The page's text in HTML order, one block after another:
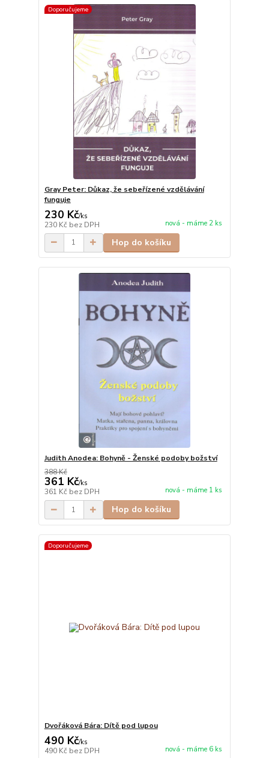
Doporučujeme
Gray Peter: Důkaz, že sebeřízené vzdělávání
funguje
230 Kč/ks
230 Kč bez DPH nová - máme 2 ks
Hop do košíku
Judith Anodea: Bohyně - Ženské podoby božství
388 Kč
361 Kč/ks
361 Kč bez DPH nová - máme 1 ks
Hop do košíku
Doporučujeme
Dvořáková Bára: Dítě pod lupou
490 Kč/ks
490 Kč bez DPH nová - máme 6 ks